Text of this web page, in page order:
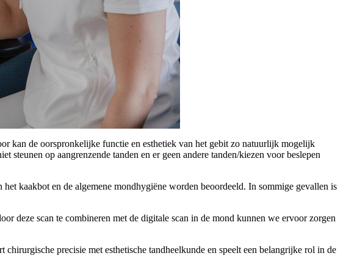
kan de oorspronkelijke functie en esthetiek van het gebit zo natuurlijk mogelijk
op aangrenzende tanden en er geen andere tanden/kiezen voor beslepen
kaakbot en de algemene mondhygiëne worden beoordeeld. In sommige gevallen is
deze scan te combineren met de digitale scan in de mond kunnen we ervoor zorgen
precisie met esthetische tandheelkunde en speelt een belangrijke rol in de